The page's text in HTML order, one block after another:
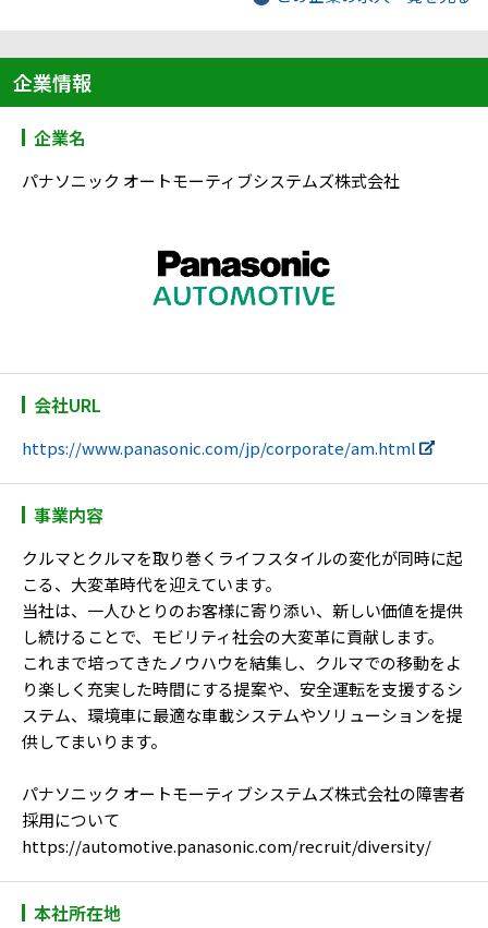
企業情報
企業名
パナソニック オートモーティブシステムズ株式会社
会社URL
https://www.panasonic.com/jp/corporate/am.html
事業内容
クルマとクルマを取り巻くライフスタイルの変化が同時に起
こる、大変革時代を迎えています。
当社は、一人ひとりのお客様に寄り添い、新しい価値を提供
し続けることで、モビリティ社会の大変革に貢献します。
これまで培ってきたノウハウを結集し、クルマでの移動をよ
り楽しく充実した時間にする提案や、安全運転を支援するシ
ステム、環境車に最適な車載システムやソリューションを提
供してまいります。
パナソニック オートモーティブシステムズ株式会社の障害者
採用について
https://automotive.panasonic.com/recruit/diversity/
本社所在地